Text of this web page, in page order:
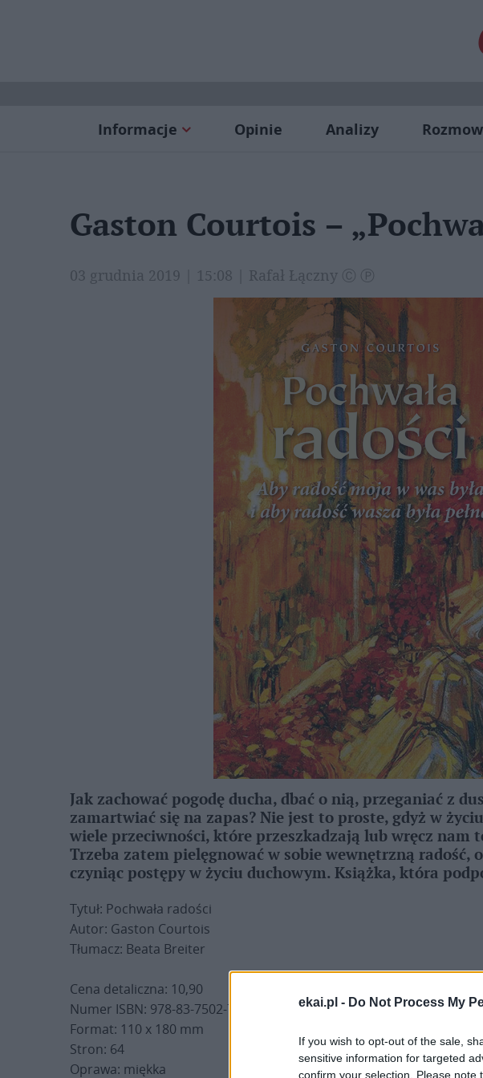
ekai.pl - Do Not Process My
If you wish to opt-out of the sale,
sensitive information for targeted
confirm your selection. Please
Informacje Opinie Analizy
Gaston Courtois –
03 grudnia 2019 | 15:08 | Rafał Łączny Ⓒ Ⓟ
Jak zachować pogodę ducha, dbać o nią, przeganiać z
zamartwiać się na zapas? Nie jest to proste, gdyż w
wiele przeciwności, które przeszkadzają lub wręcz nam
Trzeba zatem pielęgnować w sobie wewnętrzną radość,
czyniąc postępy w życiu duchowym. Książka, która
Tytuł: Pochwała radości
Autor: Gaston Courtois
Tłumacz: Beata Breiter
Cena detaliczna: 10,90
Numer ISBN: 978-83-7502-715-0
Format: 110 x 180 mm
Stron: 64
Oprawa: miękka